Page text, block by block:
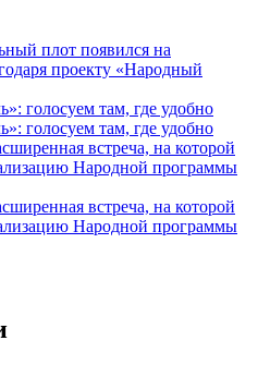
плот появился на
проекту «Народный
голосуем там, где удобно
голосуем там, где удобно
встреча, на которой
Народной программы
встреча, на которой
Народной программы